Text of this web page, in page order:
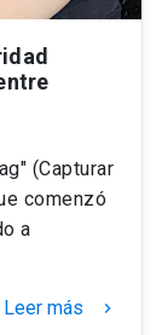
(Capturar
comenzó
a
Leer más keyboard_arrow_right